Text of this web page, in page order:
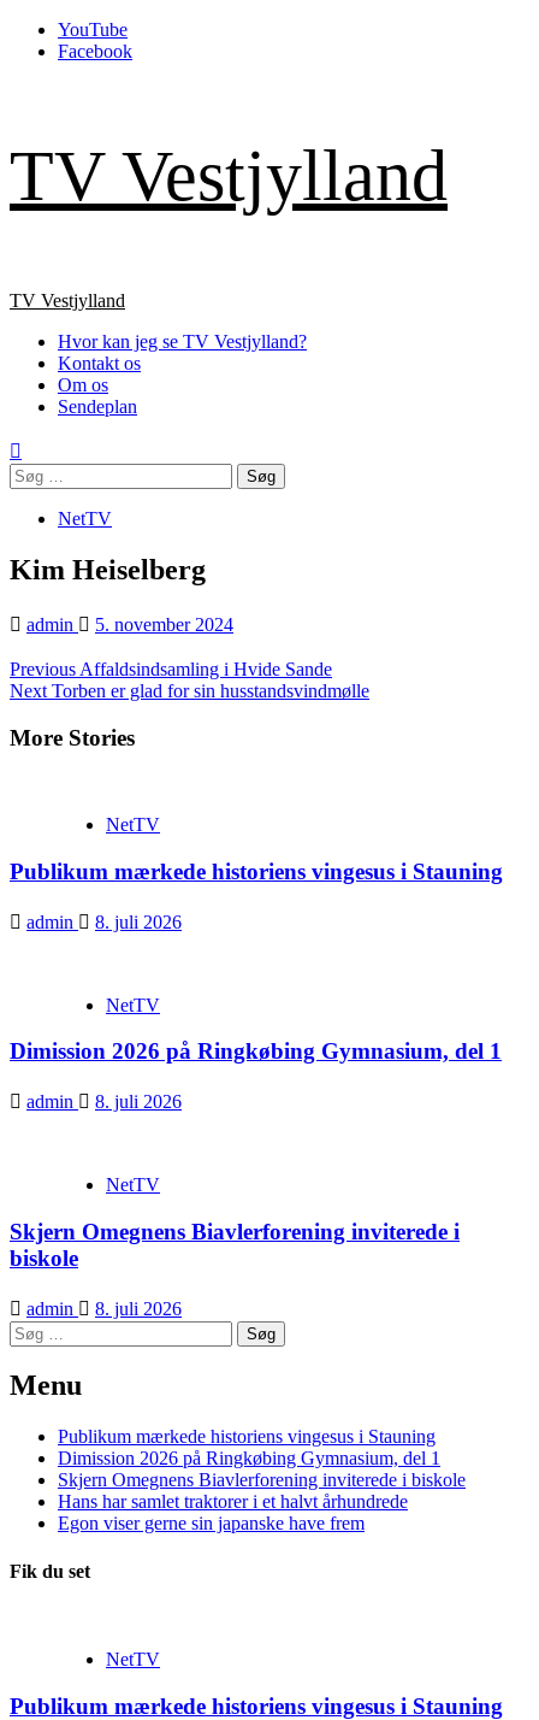
Skip
YouTube
Facebook
TV Vestjylland
Primary
TV Vestjylland
Hvor kan jeg se TV Vestjylland?
Kontakt os
Om os
Sendeplan
Søg
efter:
NetTV
Kim Heiselberg
admin 5. november 2024
Continue
Reading
Previous Affaldsindsamling i Hvide Sande
Next Torben er glad for sin husstandsvindmølle
More Stories
NetTV
Publikum mærkede historiens vingesus i Stauning
admin 8. juli 2026
NetTV
Dimission 2026 på Ringkøbing Gymnasium, del 1
admin 8. juli 2026
NetTV
Skjern Omegnens Biavlerforening inviterede i
biskole
admin
8. juli 2026
Søg
efter:
Menu
Publikum mærkede historiens vingesus i Stauning
Dimission 2026 på Ringkøbing Gymnasium, del 1
Skjern Omegnens Biavlerforening inviterede i biskole
Hans har samlet traktorer i et halvt århundrede
Egon viser gerne sin japanske have frem
Fik du set
NetTV
Publikum mærkede historiens vingesus i Stauning